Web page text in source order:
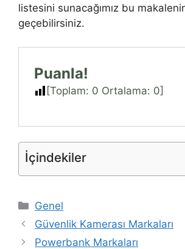
listesini sunacağımız bu
geçebilirsiniz.
Puanla!
[Toplam: 0 Ortalama: 0]
İçindekiler
Kategoriler
Genel
Güvenlik Kamerası Markaları
Powerbank Markaları